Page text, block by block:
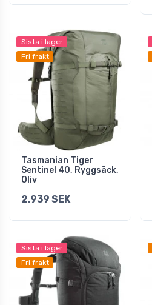
Sista i lager
Fri frakt
Tasmanian Tiger
Sentinel 40, Ryggsäck,
Oliv
2.939 SEK
Sista i lager
Fri frakt